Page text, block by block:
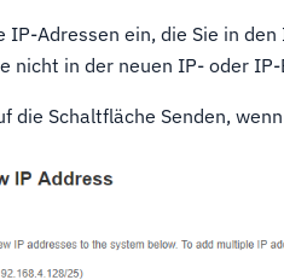
IP-Adressen ein, die Sie in
nicht in der neuen IP- oder
die Schaltfläche Senden,